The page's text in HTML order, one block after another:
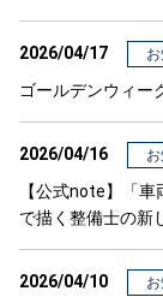
2026/04/17
ゴールデンウィー
2026/04/16
【公式note】「
で描く整備士の新
2026/04/10